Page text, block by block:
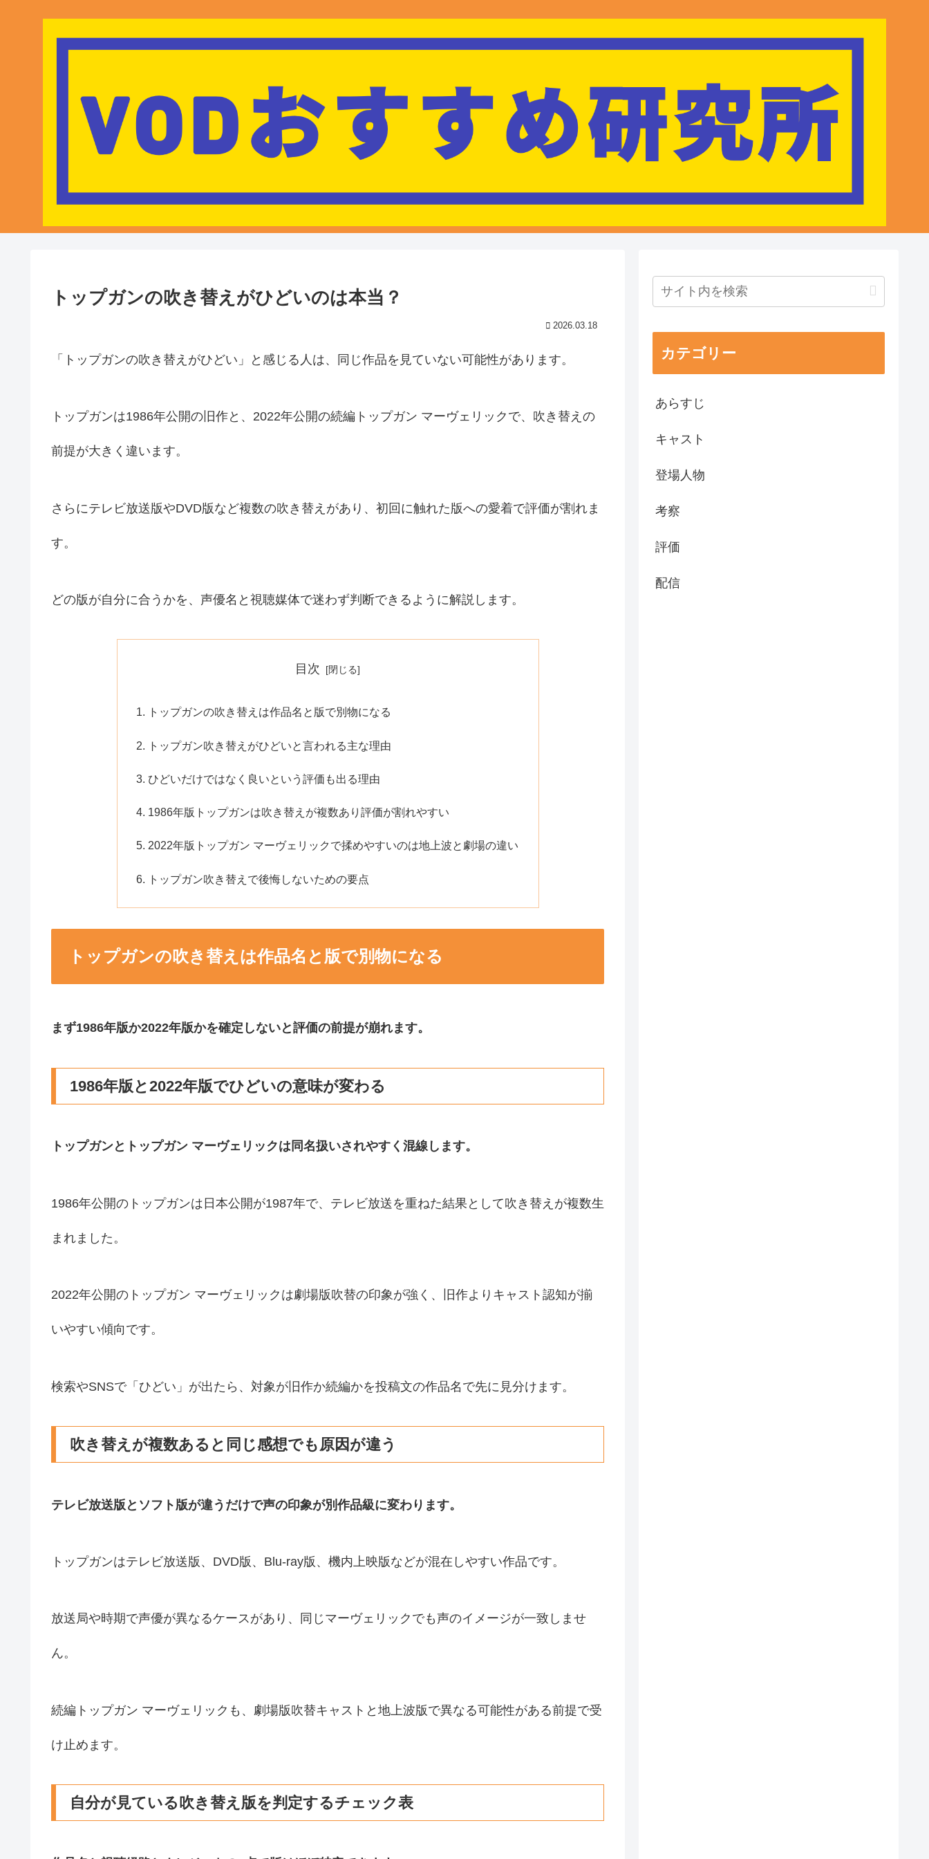
トップガンの吹き替えがひどいのは本当？
2026.03.18
「トップガンの吹き替えがひどい」と感じる人は、同じ作品を見ていない可能性があります。
トップガンは1986年公開の旧作と、2022年公開の続編トップガン マーヴェリックで、吹き替えの
前提が大きく違います。
さらにテレビ放送版やDVD版など複数の吹き替えがあり、初回に触れた版への愛着で評価が割れま
す。
どの版が自分に合うかを、声優名と視聴媒体で迷わず判断できるように解説します。
目次
トップガンの吹き替えは作品名と版で別物になる
トップガン吹き替えがひどいと言われる主な理由
ひどいだけではなく良いという評価も出る理由
1986年版トップガンは吹き替えが複数あり評価が割れやすい
2022年版トップガン マーヴェリックで揉めやすいのは地上波と劇場の違い
トップガン吹き替えで後悔しないための要点
トップガンの吹き替えは作品名と版で別物になる
まず1986年版か2022年版かを確定しないと評価の前提が崩れます。
1986年版と2022年版でひどいの意味が変わる
トップガンとトップガン マーヴェリックは同名扱いされやすく混線します。
1986年公開のトップガンは日本公開が1987年で、テレビ放送を重ねた結果として吹き替えが複数生
まれました。
2022年公開のトップガン マーヴェリックは劇場版吹替の印象が強く、旧作よりキャスト認知が揃
いやすい傾向です。
検索やSNSで「ひどい」が出たら、対象が旧作か続編かを投稿文の作品名で先に見分けます。
吹き替えが複数あると同じ感想でも原因が違う
テレビ放送版とソフト版が違うだけで声の印象が別作品級に変わります。
トップガンはテレビ放送版、DVD版、Blu-ray版、機内上映版などが混在しやすい作品です。
放送局や時期で声優が異なるケースがあり、同じマーヴェリックでも声のイメージが一致しませ
ん。
続編トップガン マーヴェリックも、劇場版吹替キャストと地上波版で異なる可能性がある前提で受
け止めます。
自分が見ている吹き替え版を判定するチェック表
カテゴリー
あらすじ
キャスト
登場人物
考察
評価
配信